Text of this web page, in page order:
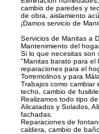
cambio de paredes y
de obra, aislamiento
¡Damos servicio de
Servicios de Manitas a
Mantenimiento del
Si lo que necesitas son
"Manitas barato para el
reparaciones para el
Torremolinos y para
Trabajos como cambiar
techo, cambio de
Realizamos todo tipo
Alicatados y Solados,
fachadas.
Reparaciones de
caldera, cambio de